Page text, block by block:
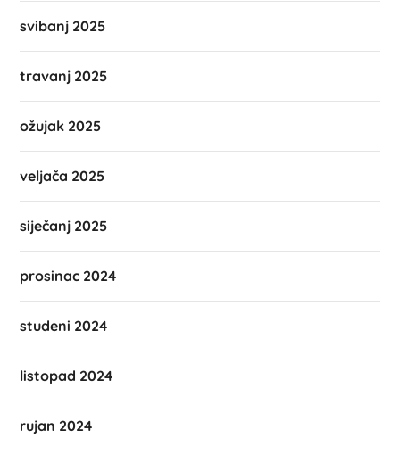
svibanj 2025
travanj 2025
ožujak 2025
veljača 2025
siječanj 2025
prosinac 2024
studeni 2024
listopad 2024
rujan 2024